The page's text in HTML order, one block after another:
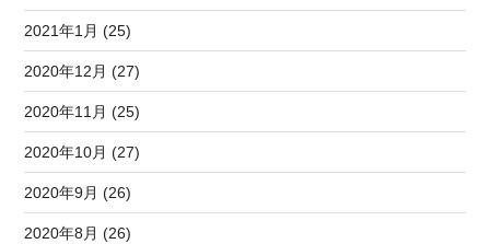
2021年1月 (25)
2020年12月 (27)
2020年11月 (25)
2020年10月 (27)
2020年9月 (26)
2020年8月 (26)